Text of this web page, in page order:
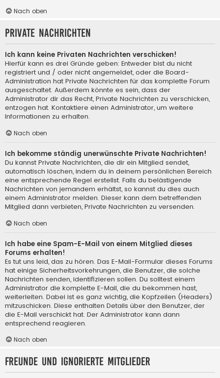
Nach oben
Private Nachrichten
Ich kann keine Privaten Nachrichten verschicken!
Hierfür kann es drei Gründe geben: Entweder bist du nicht
registriert und / oder nicht angemeldet, oder die Board-
Administration hat Private Nachrichten für das komplette Forum
ausgeschaltet. Außerdem könnte es sein, dass der
Administrator dir das Recht, Private Nachrichten zu verschicken,
entzogen hat. Kontaktiere einen Administrator, um weitere
Informationen zu erhalten.
Nach oben
Ich bekomme ständig unerwünschte Private Nachrichten!
Du kannst Private Nachrichten, die dir ein Mitglied sendet,
automatisch löschen, indem du in deinem persönlichen Bereich
eine entsprechende Regel erstellst. Falls du belästigende
Nachrichten von jemandem erhältst, so kannst du dies auch
einem Administrator melden. Dieser kann dem betreffenden
Mitglied dann verbieten, Private Nachrichten zu versenden.
Nach oben
Ich habe eine Spam-E-Mail von einem Mitglied dieses
Forums erhalten!
Es tut uns leid, das zu hören. Das E-Mail-Formular dieses Forums
hat einige Sicherheitsvorkehrungen, die Benutzer, die solche
Nachrichten senden, identifizieren sollen. Du solltest einem
Administrator die komplette E-Mail, die du bekommen hast,
weiterleiten. Dabei ist es ganz wichtig, die Kopfzeilen (Headers)
mitzuschicken. Diese enthalten Details über den Benutzer, der
die E-Mail verschickt hat. Der Administrator kann dann
entsprechend reagieren.
Nach oben
Freunde und ignorierte Mitglieder